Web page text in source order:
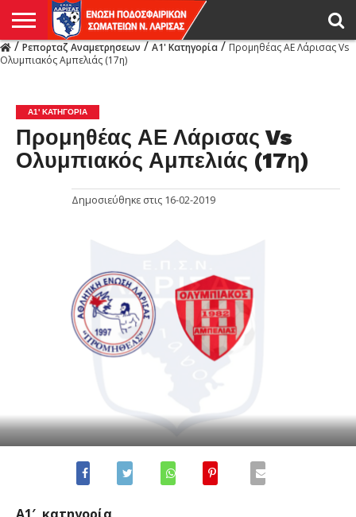
Η
ΕΝΩΣΗ
ΑΓΩΝΙΣΤΙΚΑ
ΜΙΚΤΉ
ΔΙΑΙΤΗΣΙΑ
ΠΡΩΤΑΘΛΗΜΑΤΑ
ΥΠΟΔΟΜΕΣ
ΚΥΠΕΛΛΟ
ΑΜΕΣΑ
LIVE
ΝΕΑ
ΠΡΩΤΑΘΛΗΜΑΤΑ
ΚΥΠΕΛΛΟ
ΥΠΟΔΟΜΕΣ
ΠΕΙΘΑΡΧΙΚΟ
ΜΙΚΤΗ
ΠΑΡΑΤΗΡΗΤΕΣ
ΠΡΟΠΟΝΗΤΕΣ
ΔΙΑΙΤΗΤΕΣ
VIDEO
ΓΕΝΙΚΑ
ΑΦΙΕΡΩΜΑΤΑ
ΕΚΔΗΛΩΣΕΙΣ
ΕΠΙΚΟΙΝΩΝΙΑ
/Ρεπορταζ Αναμετρησεων/Α1' Κατηγορία/Προμηθέας ΑΕ Λάρισας Vs
Ολυμπιακός Αμπελιάς (17η)
Α1' ΚΑΤΗΓΟΡΊΑ
Προμηθέας ΑΕ Λάρισας Vs
Ολυμπιακός Αμπελιάς (17η)
Δημοσιεύθηκε στις 16-02-2019